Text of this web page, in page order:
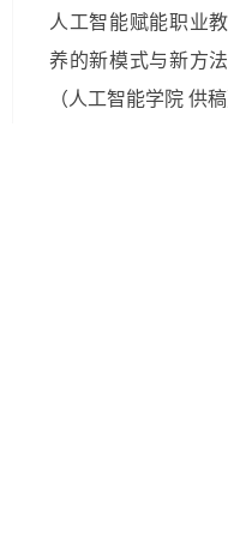
人工智能赋能职业
养的新模式与新方
（人工智能学院 供稿